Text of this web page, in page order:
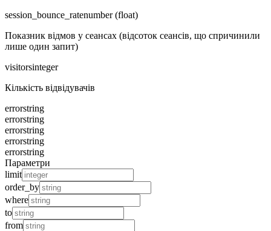
session_bounce_ratenumber (float)
Показник відмов у сеансах (відсоток сеансів, що спричинили
лише один запит)
visitorsinteger
Кількість відвідувачів
errorstring
errorstring
errorstring
errorstring
errorstring
Параметри
limit
order_by
where
to
from